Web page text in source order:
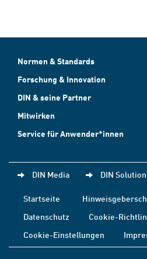
Normen & Standards
Forschung & Innovation
DIN & seine Partner
Mitwirken
Service für Anwender*innen
DIN Media DIN
Startseite
Datenschutz
Cookie-
Cookie-Einstellungen